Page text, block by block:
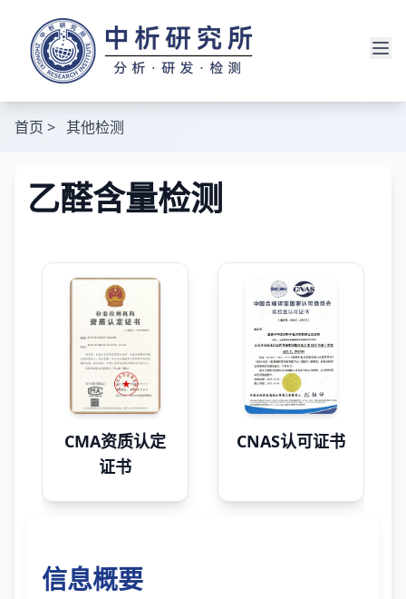
首页 > 其他检测
乙醛含量检测
CMA资质认定
证书
CNAS认可证书
信息概要